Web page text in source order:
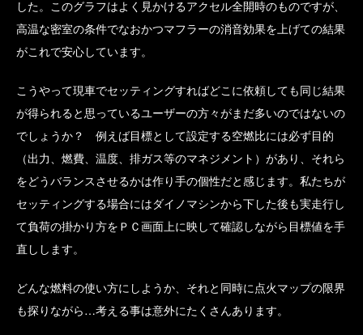
した。このグラフはよく見かけるアクセル全開時のものですが、
高温な密室の条件でなおかつマフラーの消音効果を上げての結果
がこれで安心しています。
こうやって現車でセッティングすればどこに依頼しても同じ結果
が得られると思っているユーザーの方々がまだ多いのではないの
でしょうか？ 例えば目標として設定する空燃比には必ず目的
（出力、燃費、温度、排ガス等のマネジメント）があり、それら
をどうバランスさせるかは作り手の個性だと感じます。私たちが
セッティングする場合にはダイノマシンから下した後も実走行し
て負荷の掛かり方をＰＣ画面上に映して確認しながら目標値を手
直しします。
どんな燃料の使い方にしようか、それと同時に点火マップの限界
も探りながら…考える事は意外にたくさんあります。